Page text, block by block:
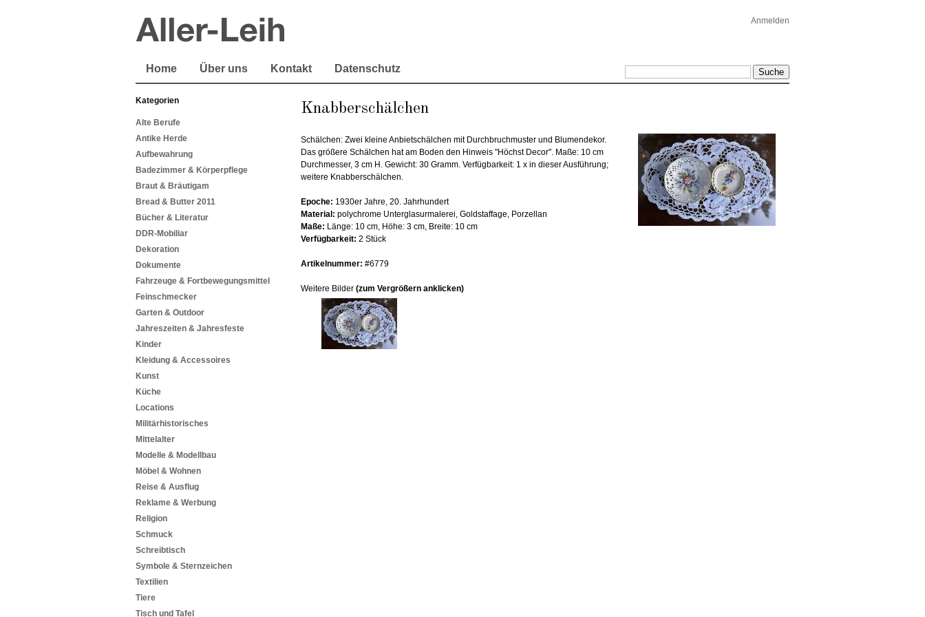
Anmelden
Home Über uns Kontakt Datenschutz
Kategorien
Alte Berufe
Antike Herde
Aufbewahrung
Badezimmer & Körperpflege
Braut & Bräutigam
Bread & Butter 2011
Bücher & Literatur
DDR-Mobiliar
Dekoration
Dokumente
Fahrzeuge & Fortbewegungsmittel
Feinschmecker
Garten & Outdoor
Jahreszeiten & Jahresfeste
Kinder
Kleidung & Accessoires
Kunst
Küche
Locations
Militärhistorisches
Mittelalter
Modelle & Modellbau
Möbel & Wohnen
Reise & Ausflug
Reklame & Werbung
Religion
Schmuck
Schreibtisch
Symbole & Sternzeichen
Textilien
Tiere
Tisch und Tafel
Knabberschälchen
Schälchen: Zwei kleine Anbietschälchen mit Durchbruchmuster und Blumendekor.
Das größere Schälchen hat am Boden den Hinweis "Höchst Decor". Maße: 10 cm
Durchmesser, 3 cm H. Gewicht: 30 Gramm. Verfügbarkeit: 1 x in dieser Ausführung;
weitere Knabberschälchen.
Epoche: 1930er Jahre, 20. Jahrhundert
Material: polychrome Unterglasurmalerei, Goldstaffage, Porzellan
Maße: Länge: 10 cm, Höhe: 3 cm, Breite: 10 cm
Verfügbarkeit: 2 Stück
Artikelnummer: #6779
Weitere Bilder (zum Vergrößern anklicken)